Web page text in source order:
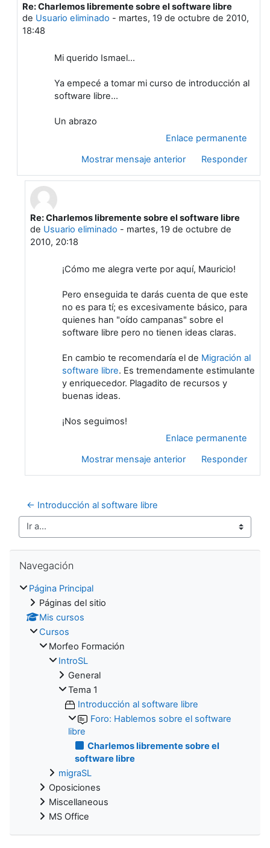
En respuesta a Usuario eliminado
Re: Charlemos libremente sobre el software libre
de Usuario eliminado - martes, 19 de octubre de 2010,
18:48
Mi querido Ismael...
Ya empecé a tomar mi curso de introducción al
software libre...
Un abrazo
Enlace permanente
Mostrar mensaje anterior
Responder
En respuesta a Usuario eliminado
Re: Charlemos libremente sobre el software libre
de Usuario eliminado - martes, 19 de octubre de
2010, 20:18
¡Cómo me alegra verte por aquí, Mauricio!
Pero enseguida te darás cuenta de que este
no es para tí; es excesivamente básico, para
quienes han "oído campanas" sobre el
software libre pero no tienen ideas claras.
En cambio te recomendaría el de Migración al
software libre. Es tremendamente estimulante
y enriquecedor. Plagadito de recursos y
buenas ideas.
¡Nos seguimos!
Enlace permanente
Mostrar mensaje anterior
Responder
← Introducción al software libre
Ir a...
Navegación
Página Principal
Páginas del sitio
Mis cursos
Cursos
Morfeo Formación
IntroSL
General
Tema 1
Introducción al software libre
Foro: Hablemos sobre el software
libre
Charlemos libremente sobre el
software libre
migraSL
Oposiciones
Miscellaneous
MS Office